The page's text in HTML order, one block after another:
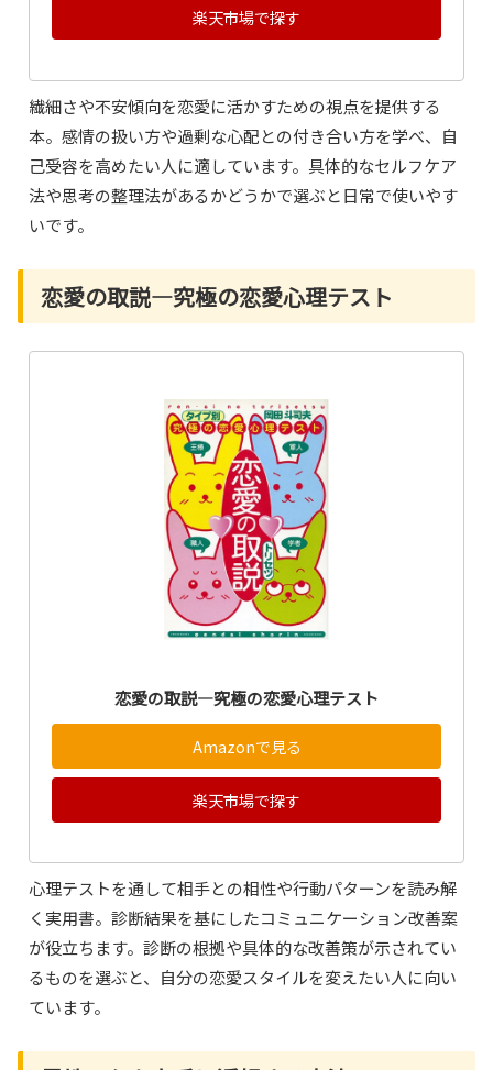
楽天市場で探す
繊細さや不安傾向を恋愛に活かすための視点を提供する
本。感情の扱い方や過剰な心配との付き合い方を学べ、自
己受容を高めたい人に適しています。具体的なセルフケア
法や思考の整理法があるかどうかで選ぶと日常で使いやす
いです。
恋愛の取説―究極の恋愛心理テスト
恋愛の取説―究極の恋愛心理テスト
Amazonで見る
楽天市場で探す
心理テストを通して相手との相性や行動パターンを読み解
く実用書。診断結果を基にしたコミュニケーション改善案
が役立ちます。診断の根拠や具体的な改善策が示されてい
るものを選ぶと、自分の恋愛スタイルを変えたい人に向い
ています。